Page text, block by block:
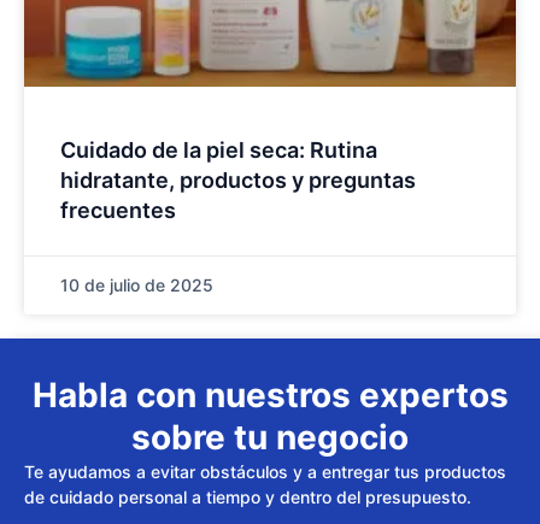
Cuidado de la piel seca: Rutina
hidratante, productos y preguntas
frecuentes
10 de julio de 2025
Habla con nuestros expertos
sobre tu negocio
Te ayudamos a evitar obstáculos y a entregar tus productos
de cuidado personal a tiempo y dentro del presupuesto.